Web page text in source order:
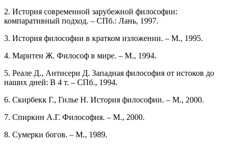
2. История современной зарубежной философии:
компаративный подход. – СПб.: Лань, 1997.
3. История философии в кратком изложении. – М., 1995.
4. Маритен Ж. Философ в мире. – М., 1994.
5. Реале Д., Антисери Д. Западная философия от истоков до
наших дней: В 4 т. – СПб., 1994.
6. Скирбекк Г., Гилье Н. История философии. – М., 2000.
7. Спиркин А.Г. Философия. – М., 2000.
8. Сумерки богов. – М., 1989.